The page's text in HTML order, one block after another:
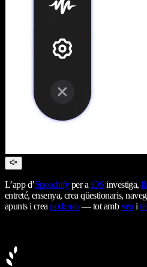
L’app d’Speechifyper aiOS investiga,
entreté, ensenya, crea qüestionaris,
apunts i creapodcasts— tot ambveui